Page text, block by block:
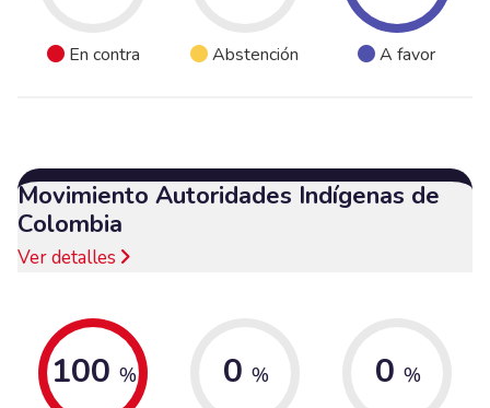
En contra Abstención A favor
Movimiento Autoridades Indígenas de
Colombia
Ver detalles
100 % 0 % 0 %